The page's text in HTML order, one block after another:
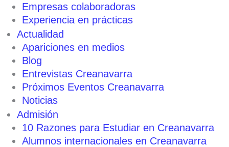
Empresas colaboradoras
Experiencia en prácticas
Actualidad
Apariciones en medios
Blog
Entrevistas Creanavarra
Próximos Eventos Creanavarra
Noticias
Admisión
10 Razones para Estudiar en Creanavarra
Alumnos internacionales en Creanavarra